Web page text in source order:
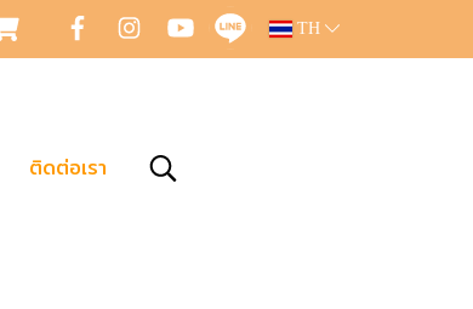
TH
ติดต่อเรา